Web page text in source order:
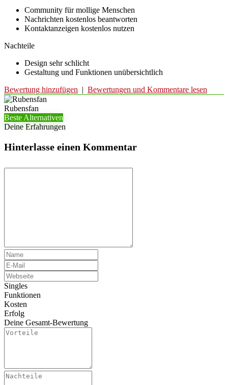
Community für mollige Menschen
Nachrichten kostenlos beantworten
Kontaktanzeigen kostenlos nutzen
Nachteile
Design sehr schlicht
Gestaltung und Funktionen unübersichtlich
Bewertung hinzufügen | Bewertungen und Kommentare lesen
Rubensfan
Beste Alternativen
Deine Erfahrungen
Hinterlasse einen Kommentar
Singles
Funktionen
Kosten
Erfolg
Deine Gesamt-Bewertung